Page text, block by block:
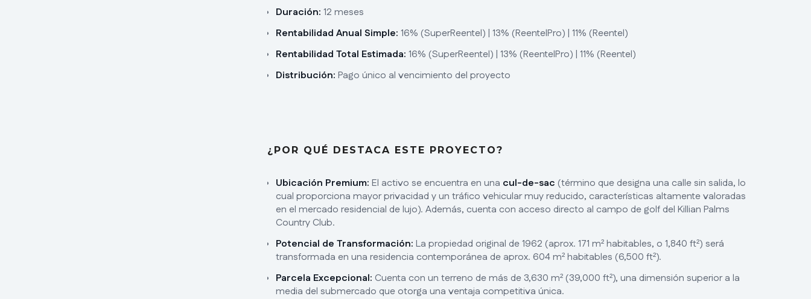
Duración: 12 meses
Rentabilidad Anual Simple: 16% (SuperReentel) | 13% (ReentelPro) | 11% (Reentel)
Rentabilidad Total Estimada: 16% (SuperReentel) | 13% (ReentelPro) | 11% (Reentel)
Distribución: Pago único al vencimiento del proyecto
¿POR QUÉ DESTACA ESTE PROYECTO?
Ubicación Premium: El activo se encuentra en una cul-de-sac (término que designa una calle sin salida, lo
cual proporciona mayor privacidad y un tráfico vehicular muy reducido, características altamente valoradas
en el mercado residencial de lujo). Además, cuenta con acceso directo al campo de golf del Killian Palms
Country Club.
Potencial de Transformación: La propiedad original de 1962 (aprox. 171 m² habitables, o 1,840 ft²) será
transformada en una residencia contemporánea de aprox. 604 m² habitables (6,500 ft²).
Parcela Excepcional: Cuenta con un terreno de más de 3,630 m² (39,000 ft²), una dimensión superior a la
media del submercado que otorga una ventaja competitiva única.